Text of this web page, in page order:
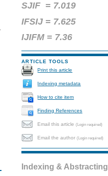
SJIF = 7.019
IFSIJ = 7.625
IJIFM = 7.36
ARTICLE TOOLS
Print this article
Indexing metadata
How to cite item
Finding References
Email this article(Login required)
Email the author(Login required)
Indexing & Abstracting